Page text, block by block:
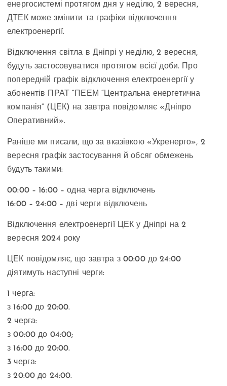
енергосистемі протягом дня у неділю, 2 вересня,
ДТЕК може змінити та графіки відключення
електроенергії.
Відключення світла в Дніпрі у неділю, 2 вересня,
будуть застосовуватися протягом всієї доби. Про
попередній графік відключення електроенергії у
абонентів ПРАТ “ПЕЕМ “Центральна енергетична
компанія” (ЦЕК) на завтра повідомляє «Дніпро
Оперативний».
Раніше ми писали, що за вказівкою «Укренерго», 2
вересня графік застосування й обсяг обмежень
будуть такими:
00:00 – 16:00 – одна черга відключень
16:00 – 24:00 – дві черги відключень
Відключення електроенергії ЦЕК у Дніпрі на 2
вересня 2024 року
ЦЕК повідомляє, що завтра з 00:00 до 24:00
діятимуть наступні черги:
1 черга:
з 16:00 до 20:00.
2 черга:
з 00:00 до 04:00;
з 16:00 до 20:00.
3 черга:
з 20:00 до 24:00.